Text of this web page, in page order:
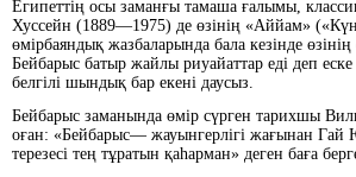
Египеттің осы заманғы тамаша ғалымы,
Хуссейн (1889—1975) де өзінің «Аййам»
өмірбаяндық жазбаларында бала кезінде өзінің
Бейбарыс батыр жайлы риуайаттар еді деп
белгілі шындық бар екені даусыз.
Бейбарыс заманында өмір сүрген тарихшы
оған: «Бейбарыс— жауынгерлігі жағынан
терезесі тең тұратын қаһарман» деген баға